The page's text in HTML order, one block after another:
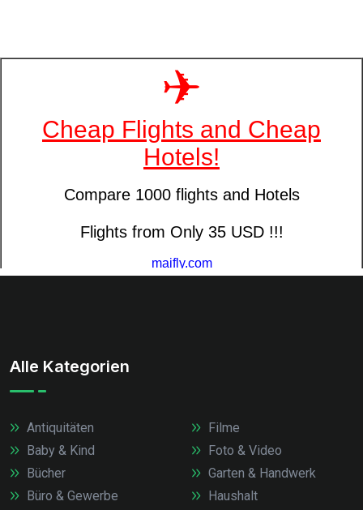
Alle Kategorien
Antiquitäten
Baby & Kind
Bücher
Büro & Gewerbe
Filme
Foto & Video
Garten & Handwerk
Haushalt